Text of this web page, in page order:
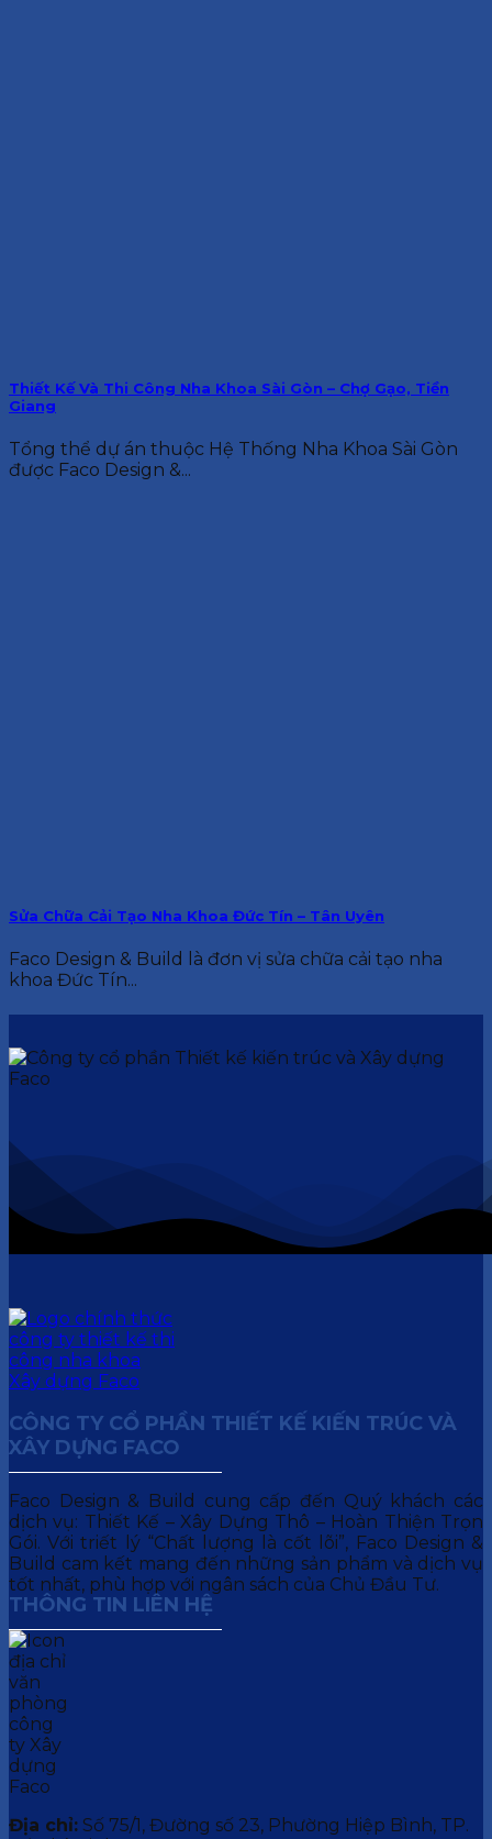
Thiết Kế Và Thi Công Nha Khoa Sài Gòn – Chợ Gạo, Tiền
Giang
Tổng thể dự án thuộc Hệ Thống Nha Khoa Sài Gòn
được Faco Design &...
Sửa Chữa Cải Tạo Nha Khoa Đức Tín – Tân Uyên
Faco Design & Build là đơn vị sửa chữa cải tạo nha
khoa Đức Tín...
CÔNG TY CỔ PHẦN THIẾT KẾ KIẾN TRÚC VÀ
XÂY DỰNG FACO
Faco Design & Build cung cấp đến Quý khách các
dịch vụ: Thiết Kế – Xây Dựng Thô – Hoàn Thiện Trọn
Gói. Với triết lý “Chất lượng là cốt lõi”, Faco Design &
Build cam kết mang đến những sản phẩm và dịch vụ
tốt nhất, phù hợp với ngân sách của Chủ Đầu Tư.
THÔNG TIN LIÊN HỆ
Địa chỉ: Số 75/1, Đường số 23, Phường Hiệp Bình, TP.